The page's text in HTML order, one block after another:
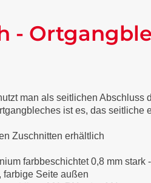
-
man als seitlichen
ist es, das
Zuschnitten erhältlich
farbbeschichtet 0,8 mm
farbige Seite außen